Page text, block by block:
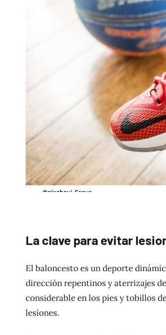
La clave para evitar
El baloncesto es un deporte
dirección repentinos y aterrizajes
considerable en los pies y tobillos
lesiones.